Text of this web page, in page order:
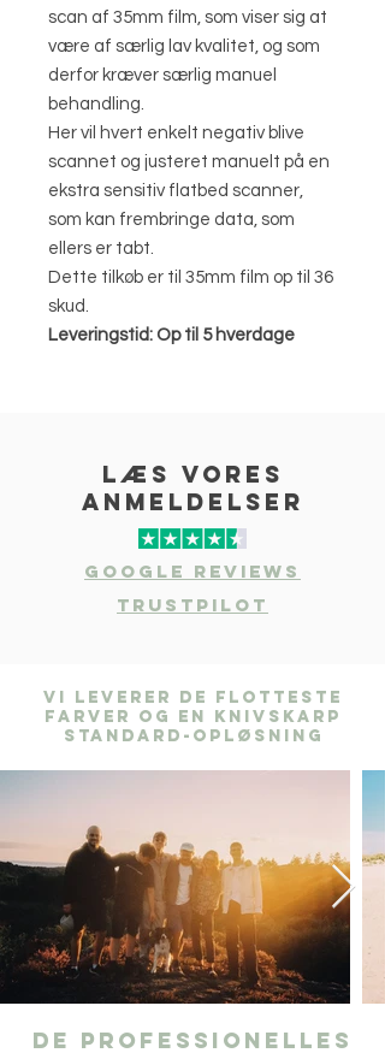
scan af 35mm film, som viser sig at
være af særlig lav kvalitet, og som
derfor kræver særlig manuel
behandling.
Her vil hvert enkelt negativ blive
scannet og justeret manuelt på en
ekstra sensitiv flatbed scanner,
som kan frembringe data, som
ellers er tabt.
Dette tilkøb er til 35mm film op til 36
skud.
Leveringstid: Op til 5 hverdage
læs vores
anmeldelser
Google Reviews
Trustpilot
Vi leverer de flotteste
farver og en knivskarp
standard-opløsning
De professionelles